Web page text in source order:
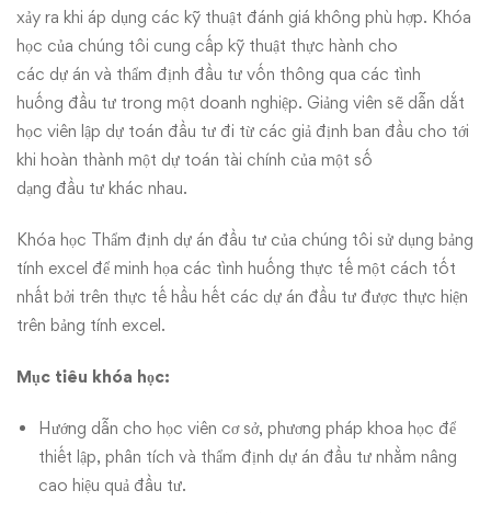
xảy ra khi áp dụng các kỹ thuật đánh giá không phù hợp. Khóa
học của chúng tôi cung cấp kỹ thuật thực hành cho
các dự án và thẩm định đầu tư vốn thông qua các tình
huống đầu tư trong một doanh nghiệp. Giảng viên sẽ dẫn dắt
học viên lập dự toán đầu tư đi từ các giả định ban đầu cho tới
khi hoàn thành một dự toán tài chính của một số
dạng đầu tư khác nhau.
Khóa học Thẩm định dự án đầu tư của chúng tôi sử dụng bảng
tính excel để minh họa các tình huống thực tế một cách tốt
nhất bởi trên thực tế hầu hết các dự án đầu tư được thực hiện
trên bảng tính excel.
Mục tiêu khóa học:
Hướng dẫn cho học viên cơ sở, phương pháp khoa học để
thiết lập, phân tích và thẩm định dự án đầu tư nhằm nâng
cao hiệu quả đầu tư.